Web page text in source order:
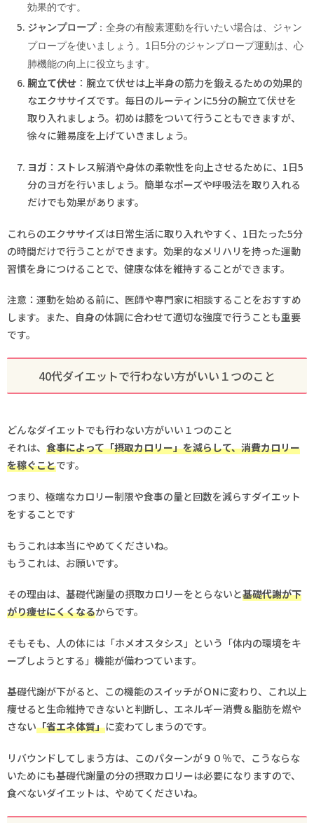
効果的です。
ジャンプロープ：全身の有酸素運動を行いたい場合は、ジャン
プロープを使いましょう。1日5分のジャンプロープ運動は、心
肺機能の向上に役立ちます。
腕立て伏せ：腕立て伏せは上半身の筋力を鍛えるための効果的
なエクササイズです。毎日のルーティンに5分の腕立て伏せを
取り入れましょう。初めは膝をついて行うこともできますが、
徐々に難易度を上げていきましょう。
ヨガ：ストレス解消や身体の柔軟性を向上させるために、1日5
分のヨガを行いましょう。簡単なポーズや呼吸法を取り入れる
だけでも効果があります。
これらのエクササイズは日常生活に取り入れやすく、1日たった5分
の時間だけで行うことができます。効果的なメリハリを持った運動
習慣を身につけることで、健康な体を維持することができます。
注意：運動を始める前に、医師や専門家に相談することをおすすめ
します。また、自身の体調に合わせて適切な強度で行うことも重要
です。
40代ダイエットで行わない方がいい１つのこと
どんなダイエットでも行わない方がいい１つのこと
それは、 食事によって「摂取カロリー」を減らして、消費カロリー
を稼ぐことです。
つまり、極端なカロリー制限や食事の量と回数を減らすダイエット
をすることです
もうこれは本当にやめてくださいね。
もうこれは、お願いです。
その理由は、基礎代謝量の摂取カロリーをとらないと基礎代謝が下
がり痩せにくくなるからです。
そもそも、人の体には「ホメオスタシス」という「体内の環境をキ
ープしようとする」機能が備わつています。
基礎代謝が下がると、この機能のスイッチがＯNに変わり、これ以上
痩せると生命維持できないと判断し、エネルギー消費＆脂肪を燃や
さない「省エネ体質」に変わてしまうのです。
リバウンドしてしまう方は、このパターンが９０％で、こうならな
いためにも基礎代謝量の分の摂取カロリーは必要になりますので、
食べないダイエットは、やめてくださいね。